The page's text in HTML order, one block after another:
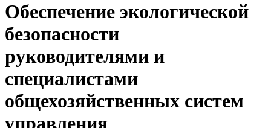
Обеспечение экологической
безопасности
руководителями и
специалистами
общехозяйственных систем
управления